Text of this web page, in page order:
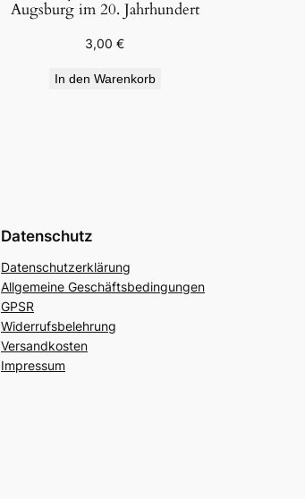
Augsburg im 20. Jahrhundert
3,00 €
In den Warenkorb
Datenschutz
Datenschutzerklärung
Allgemeine Geschäftsbedingungen
GPSR
Widerrufsbelehrung
Versandkosten
Impressum